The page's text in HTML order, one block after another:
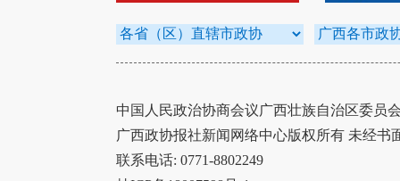
中国人民政治协商会议广西壮族自治区委员
广西政协报社新闻网络中心版权所有 未经书
联系电话: 0771-8802249